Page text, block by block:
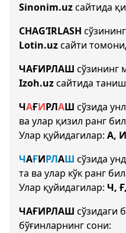
Sinonim.uzсайтида
CHAG‘IRLASH
Lotin.uzсайти
ЧАҒИРЛАШ сўзининг
Izoh.uzсайтида
ЧАҒИРЛАШ сўзида
ва улар қизил ранг
Улар қуйидагилар: А,
ЧАҒИРЛАШ сўзида
та ва улар кўк ранг
Улар қуйидагилар: Ч,
ЧАҒИРЛАШ сўзидаги
бўғинларнинг сони: